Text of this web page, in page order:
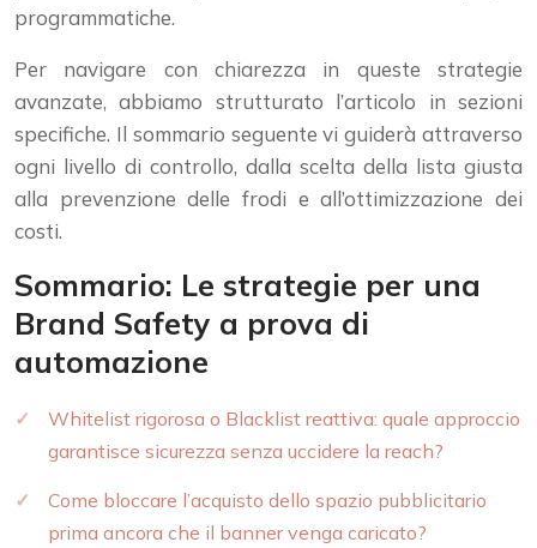
programmatiche.
Per navigare con chiarezza in queste strategie
avanzate, abbiamo strutturato l’articolo in sezioni
specifiche. Il sommario seguente vi guiderà attraverso
ogni livello di controllo, dalla scelta della lista giusta
alla prevenzione delle frodi e all’ottimizzazione dei
costi.
Sommario: Le strategie per una
Brand Safety a prova di
automazione
Whitelist rigorosa o Blacklist reattiva: quale approccio
garantisce sicurezza senza uccidere la reach?
Come bloccare l’acquisto dello spazio pubblicitario
prima ancora che il banner venga caricato?